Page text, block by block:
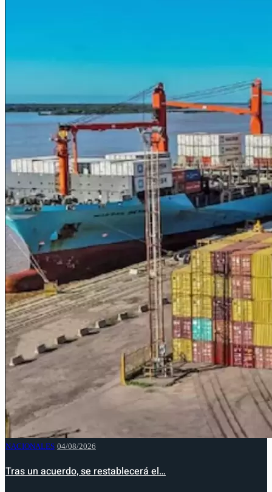
NACIONALES 04/08/2026
Tras un acuerdo, se restablecerá el…